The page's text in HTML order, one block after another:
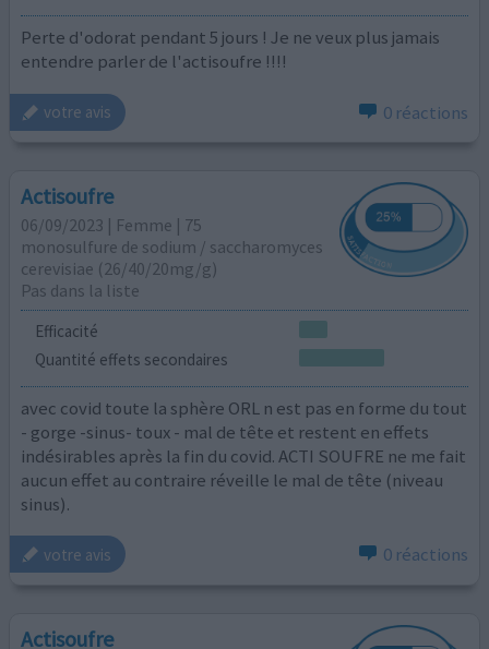
Perte d'odorat pendant 5 jours ! Je ne veux plus jamais
entendre parler de l'actisoufre !!!!
votre avis 0 réactions
Actisoufre
06/09/2023 | Femme | 75
monosulfure de sodium / saccharomyces
cerevisiae (26/40/20mg/g)
Pas dans la liste
Efficacité
Quantité effets secondaires
avec covid toute la sphère ORL n est pas en forme du tout
- gorge -sinus- toux - mal de tête et restent en effets
indésirables après la fin du covid. ACTI SOUFRE ne me fait
aucun effet au contraire réveille le mal de tête (niveau
sinus).
votre avis 0 réactions
Actisoufre